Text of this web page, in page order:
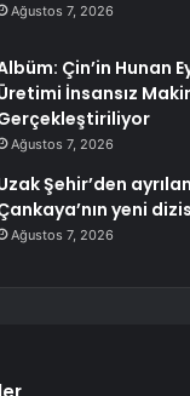
Ağustos 7, 2026
Çin’in Hunan
İnsansız
Ağustos 7, 2026
Şehir’den
yeni
Ağustos 7, 2026